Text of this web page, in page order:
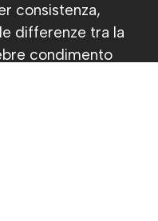
consistenza,
differenze tra la
condimento